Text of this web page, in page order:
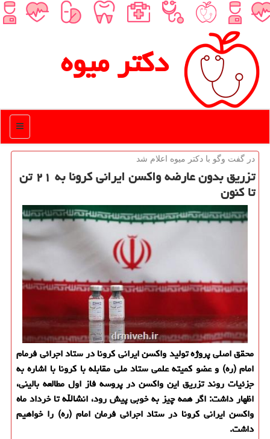
دكتر میوه
منو
در گفت وگو با دكتر میوه اعلام شد
تزریق بدون عارضه واكسن ایرانی كرونا به ۲۱ تن
تا كنون
محقق اصلی پروژه تولید واکسن ایرانی کرونا در ستاد اجرائی فرمام
امام (ره) و عضو کمیته علمی ستاد ملی مقابله با کرونا با اشاره به
جزئیات روند تزریق این واکسن در پروسه فاز اول مطالعه بالینی،
اظهار داشت: اگر همه چیز به خوبی پیش رود، انشالله تا خرداد ماه
واکسن ایرانی کرونا در ستاد اجرائی فرمان امام (ره) را خواهیم
داشت.